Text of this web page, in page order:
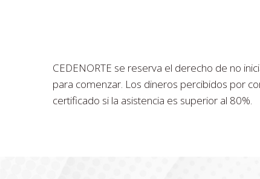
CEDENORTE se reserva el derecho de no
para comenzar. Los dineros percibidos por
certificado si la asistencia es superior al 80%.